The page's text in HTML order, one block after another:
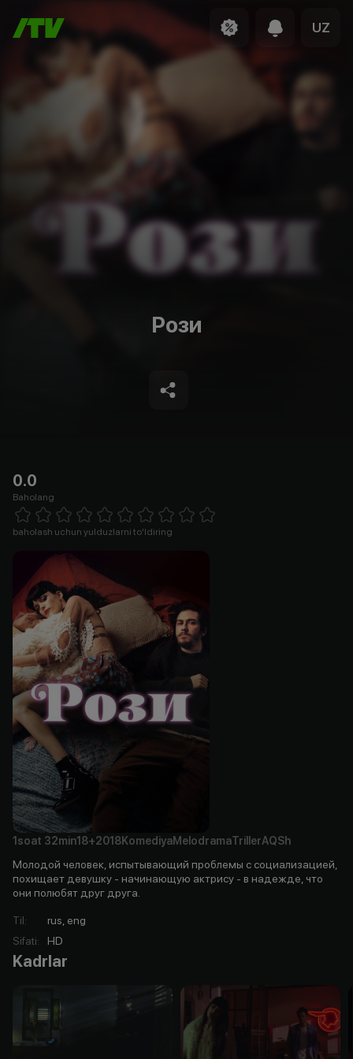
UZ
Рози
0.0
Baholang
1 Star 2 Stars 3 Stars 4 Stars5 Stars 6 Stars7 Stars8 Stars
baholash uchun yulduzlarni to'ldiring
1soat 32min18+2018KomediyaMelodramaTrillerAQSh
Молодой человек, испытывающий проблемы с социализацией,
похищает девушку - начинающую актрису - в надежде, что
они полюбят друг друга.
Til:
rus, eng
Sifati: HD
Kadrlar